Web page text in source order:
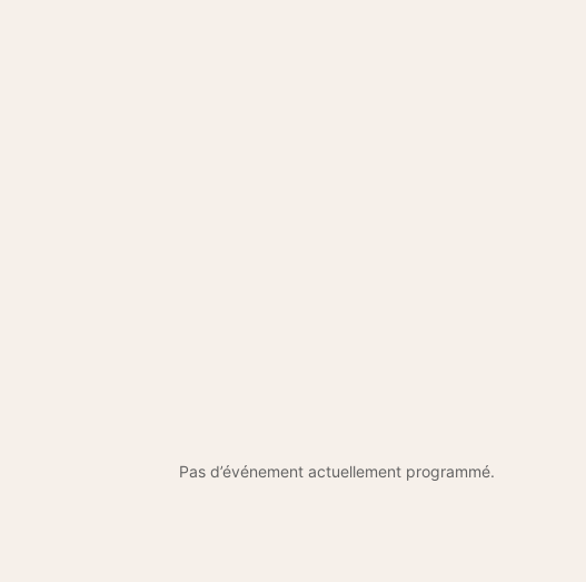
Pas d’événement actuellement programmé.